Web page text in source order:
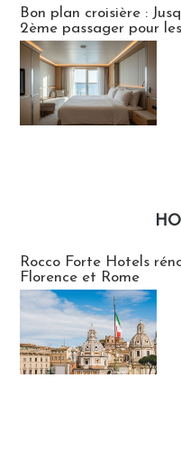
Bon plan croisière :
2ème passager pour
Rocco Forte Hotels
Florence et Rome